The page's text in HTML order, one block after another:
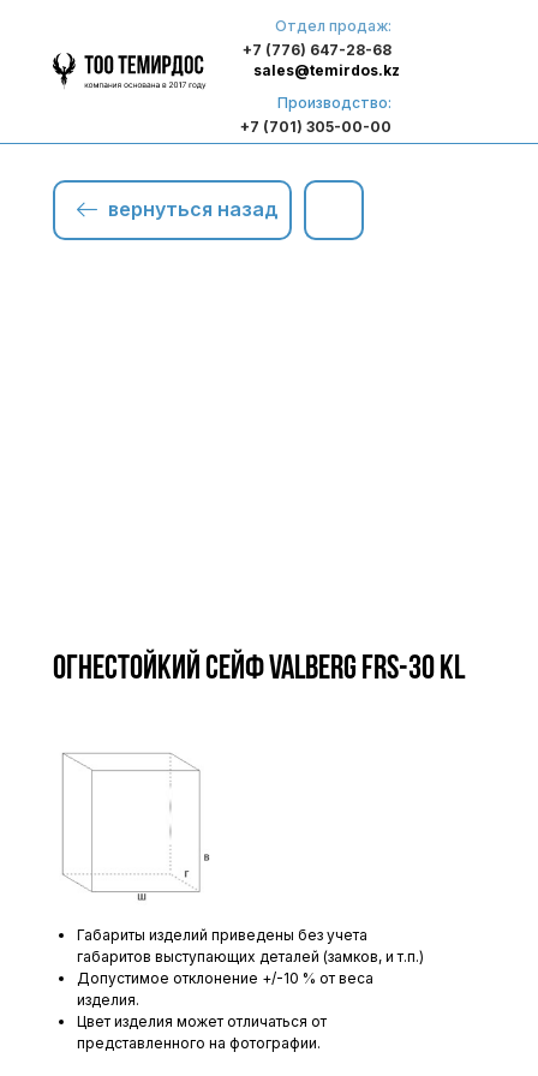
Отдел продаж:
+7 (776) 647-28-68
Производство:
+7 (701) 305-00-00
sales@temirdos.kz
вернуться назад
Огнестойкий сейф VALBERG FRS-30 KL
Габариты изделий приведены без учета
габаритов выступающих деталей (замков, и т.п.)
Допустимое отклонение +/-10 % от веса
изделия.
Цвет изделия может отличаться от
представленного на фотографии.